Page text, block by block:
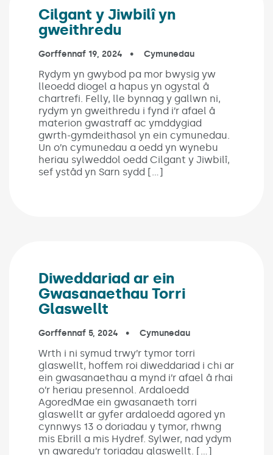
Cilgant y Jiwbilî yn
gweithredu
Published on:
Gorffennaf 19, 2024 In the categories:
Cymunedau
Rydym yn gwybod pa mor bwysig yw
lleoedd diogel a hapus yn ogystal â
chartrefi. Felly, lle bynnag y gallwn ni,
rydym yn gweithredu i fynd i’r afael â
materion gwastraff ac ymddygiad
gwrth-gymdeithasol yn ein cymunedau.
Un o’n cymunedau a oedd yn wynebu
heriau sylweddol oedd Cilgant y Jiwbilî,
sef ystâd yn Sarn sydd […]
Diweddariad ar ein
Gwasanaethau Torri
Glaswellt
Published on:
Gorffennaf 5, 2024 In the categories:
Cymunedau
Wrth i ni symud trwy’r tymor torri
glaswellt, hoffem roi diweddariad i chi ar
ein gwasanaethau a mynd i’r afael â rhai
o’r heriau presennol. Ardaloedd
AgoredMae ein gwasanaeth torri
glaswellt ar gyfer ardaloedd agored yn
cynnwys 13 o doriadau y tymor, rhwng
mis Ebrill a mis Hydref. Sylwer, nad ydym
yn gwaredu’r toriadau glaswellt. […]